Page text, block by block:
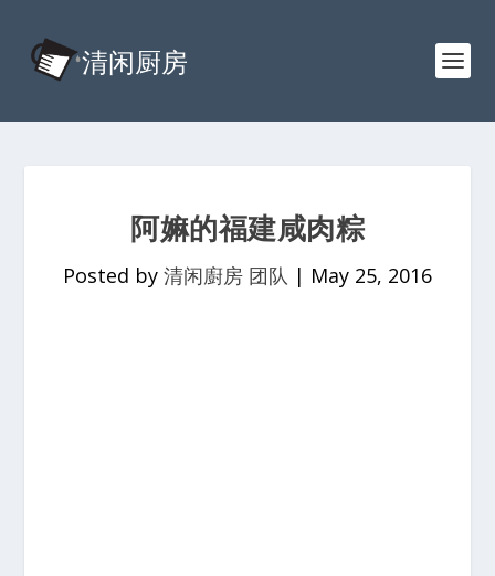
阿嫲的福建咸肉粽
Posted by 清闲廚房 团队 | May 25, 2016